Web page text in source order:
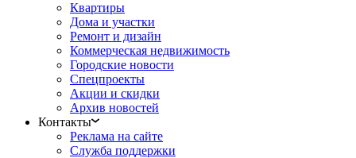
Квартиры
Дома и участки
Ремонт и дизайн
Коммерческая недвижимость
Городские новости
Спецпроекты
Акции и скидки
Архив новостей
Контакты
Реклама на сайте
Служба поддержки